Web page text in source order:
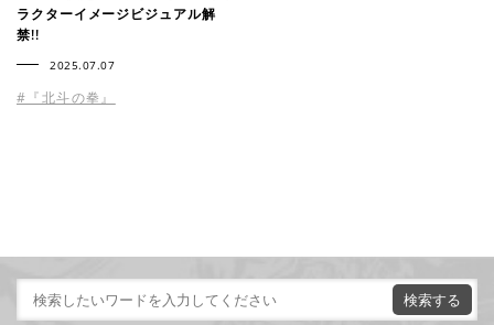
ラクターイメージビジュアル解
禁!!
2025.07.07
#『北斗の拳』